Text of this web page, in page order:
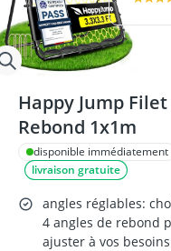
Happy Jump
Rebond 1x1m
disponible immédiatement
livraison gratuite
angles réglables:
4 angles de rebond
ajuster à vos besoins